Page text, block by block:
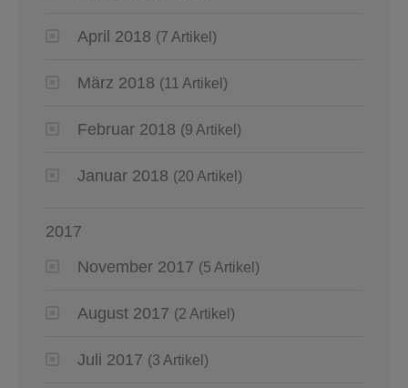
April 2018 (7 Artikel)
März 2018 (11 Artikel)
Februar 2018 (9 Artikel)
Januar 2018 (20 Artikel)
2017
November 2017 (5 Artikel)
August 2017 (2 Artikel)
Juli 2017 (3 Artikel)